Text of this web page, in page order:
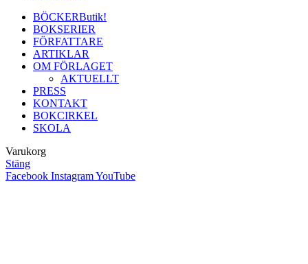
BÖCKERButik!
BOKSERIER
FÖRFATTARE
ARTIKLAR
OM FÖRLAGET
AKTUELLT
PRESS
KONTAKT
BOKCIRKEL
SKOLA
Varukorg
Stäng
Facebook InstagramYouTube